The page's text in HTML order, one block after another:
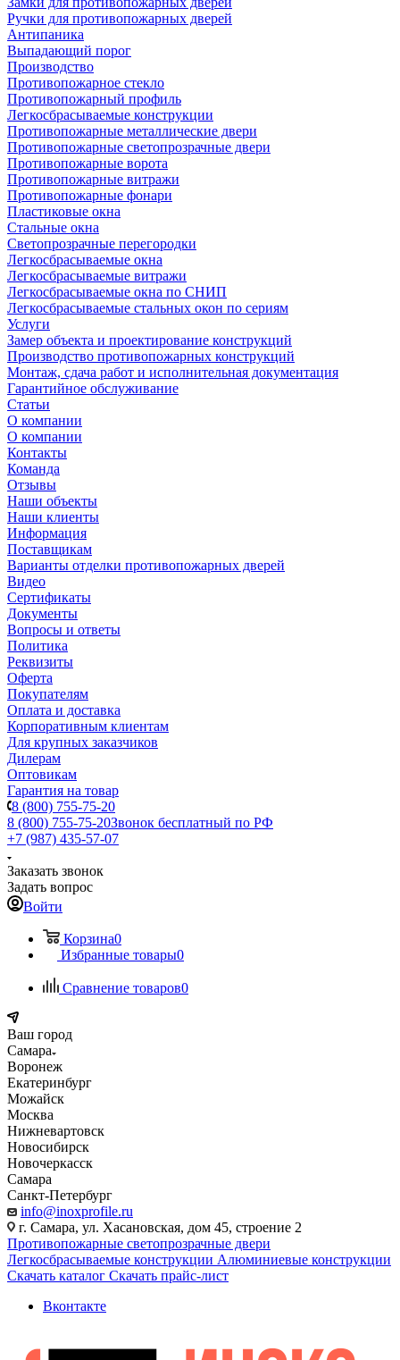
Ручки для противопожарных дверей
Антипаника
Выпадающий порог
Производство
Противопожарное стекло
Противопожарный профиль
Легкосбрасываемые конструкции
Противопожарные металлические двери
Противопожарные светопрозрачные двери
Противопожарные ворота
Противопожарные витражи
Противопожарные фонари
Пластиковые окна
Стальные окна
Светопрозрачные перегородки
Легкосбрасываемые окна
Легкосбрасываемые витражи
Легкосбрасываемые окна по СНИП
Легкосбрасываемые стальных окон по сериям
Услуги
Замер объекта и проектирование конструкций
Производство противопожарных конструкций
Монтаж, сдача работ и исполнительная документация
Гарантийное обслуживание
Статьи
О компании
О компании
Контакты
Команда
Отзывы
Наши объекты
Наши клиенты
Информация
Поставщикам
Варианты отделки противопожарных дверей
Видео
Сертификаты
Документы
Вопросы и ответы
Политика
Реквизиты
Оферта
Покупателям
Оплата и доставка
Корпоративным клиентам
Для крупных заказчиков
Дилерам
Оптовикам
Гарантия на товар
8 (800) 755-75-20
8 (800) 755-75-20Звонок бесплатный по РФ
+7 (987) 435-57-07
Заказать звонок
Задать вопрос
Войти
Корзина0
Избранные товары0
Сравнение товаров0
Ваш город
Самара
Воронеж
Екатеринбург
Можайск
Москва
Нижневартовск
Новосибирск
Новочеркасск
Самара
Санкт-Петербург
info@inoxprofile.ru
г. Самара, ул. Хасановская, дом 45, строение 2
Противопожарные светопрозрачные двери
Легкосбрасываемые конструкции Алюминиевые конструкции
Скачать каталог Скачать прайс-лист
Вконтакте